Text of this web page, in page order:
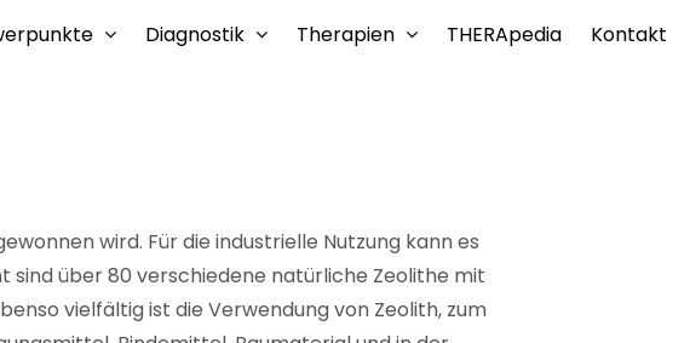
Diagnostik Therapien THERApedia Kontakt
wird. Für die industrielle Nutzung kann es
über 80 verschiedene natürliche Zeolithe mit
vielfältig ist die Verwendung von Zeolith, zum